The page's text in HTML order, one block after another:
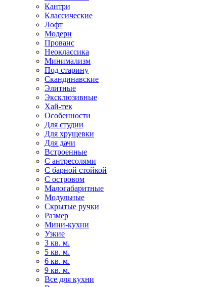
Кантри
Классические
Лофт
Модерн
Прованс
Неоклассика
Минимализм
Под старину
Скандинавские
Элитные
Эксклюзивные
Хай-тек
Особенности
Для студии
Для хрущевки
Для дачи
Встроенные
С антресолями
С барной стойкой
С островом
Малогабаритные
Модульные
Скрытые ручки
Размер
Мини-кухни
Узкие
3 кв. м.
5 кв. м.
6 кв. м.
9 кв. м.
Все для кухни